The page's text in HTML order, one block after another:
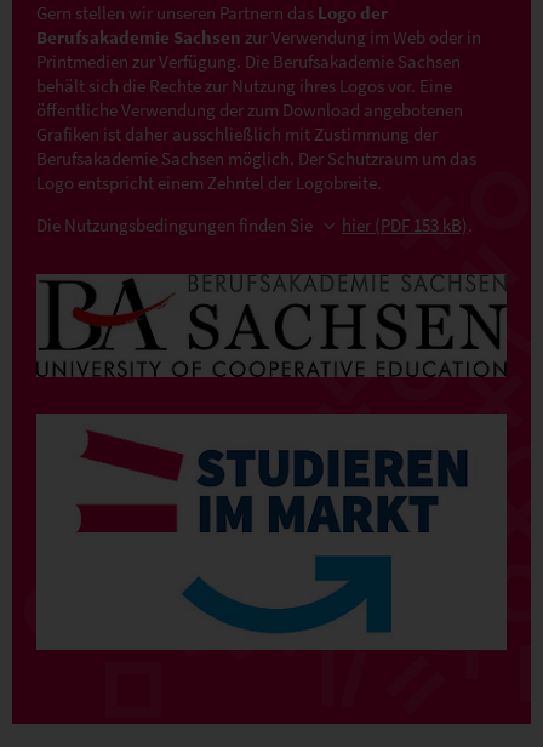
Gern stellen wir unseren Partnern das Logo der
Berufsakademie Sachsen zur Verwendung im Web oder in
Printmedien zur Verfügung. Die Berufsakademie Sachsen
behält sich die Rechte zur Nutzung ihres Logos vor. Eine
öffentliche Verwendung der zum Download angebotenen
Grafiken ist daher ausschließlich mit Zustimmung der
Berufsakademie Sachsen möglich. Der Schutzraum um das
Logo entspricht einem Zehntel der Logobreite.
Die Nutzungsbedingungen finden Sie
hier (PDF 153 kB).